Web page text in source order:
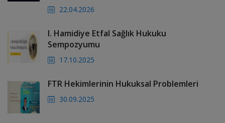
22.04.2026
I. Hamidiye Etfal Sağlık Hukuku
Sempozyumu
17.10.2025
FTR Hekimlerinin Hukuksal Problemleri
30.09.2025